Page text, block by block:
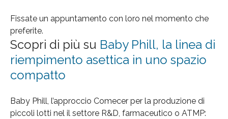
Fissate un appuntamento con loro nel momento che
preferite.
Scopri di più su Baby Phill, la linea di
riempimento asettica in uno spazio
compatto
Baby Phill, l’approccio Comecer per la produzione di
piccoli lotti nel il settore R&D, farmaceutico o ATMP: